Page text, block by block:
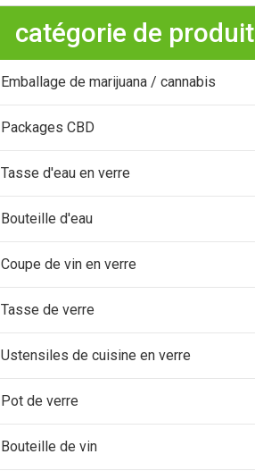
catégorie de produit
Emballage de marijuana / cannabis
Packages CBD
Tasse d'eau en verre
Bouteille d'eau
Coupe de vin en verre
Tasse de verre
Ustensiles de cuisine en verre
Pot de verre
Bouteille de vin